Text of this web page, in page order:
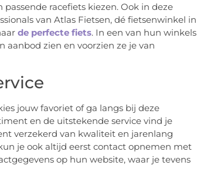
racefiets kiezen. Ook in deze
van Atlas Fietsen, dé fietsenwinkel in
de perfecte fiets. In een van hun winkels
aanbod zien en voorzien ze je van
jouw favoriet of ga langs bij deze
en de uitstekende service vind je
verzekerd van kwaliteit en jarenlang
je ook altijd eerst contact opnemen met
op hun website, waar je tevens